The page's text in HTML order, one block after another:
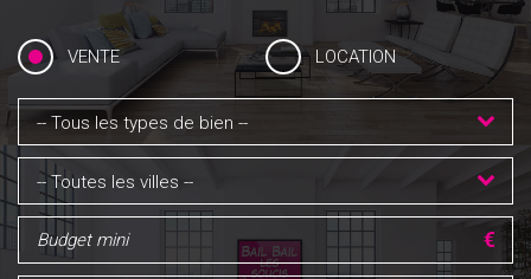
VENTE LOCATION
-- Tous les types de bien --
-- Toutes les villes --